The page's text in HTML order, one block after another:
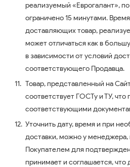
реализуемый «Еврогалант»,
ограничено 15 минутами.
доставляющих товар,
может отличаться как в
в зависимости от условий
соответствующего Продавца.
Товар, представленный на
соответствует ГОСТу и ТУ,
соответствующими
Уточнить дату, время и при
доставки, можно у менеджера,
Покупателем для
принимает и соглашается, что